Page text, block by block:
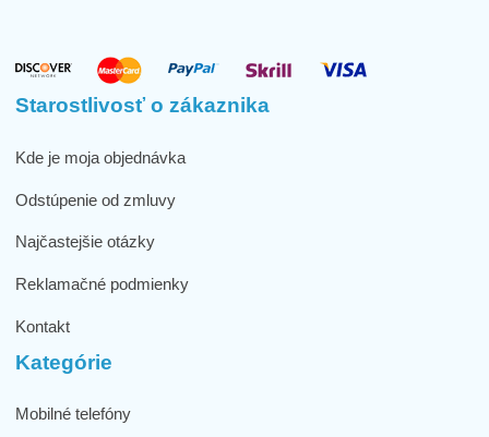
Starostlivosť o zákaznika
Kde je moja objednávka
Odstúpenie od zmluvy
Najčastejšie otázky
Reklamačné podmienky
Kontakt
Kategórie
Mobilné telefóny